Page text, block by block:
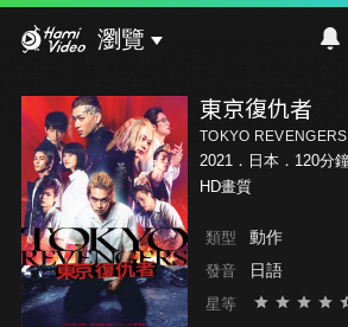
瀏覽
東京復仇者
TOKYO REVENGERS
2021．日本．120分
HD畫質
類型 動作
發音 日語
星等